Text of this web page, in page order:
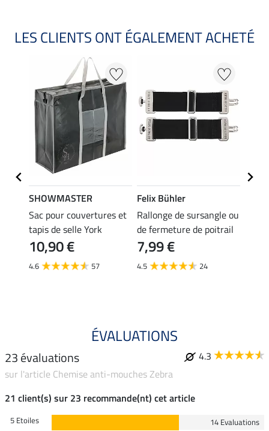
LES CLIENTS ONT ÉGALEMENT ACHETÉ
SHOWMASTER
Sac pour couvertures et
tapis de selle York
10,90 €
4.6 57
Felix Bühler
Rallonge de sursangle ou
de fermeture de poitrail
7,99 €
4.5 24
ÉVALUATIONS
23 évaluations
4.3
sur l'article Chemise anti-mouches Zebra
21 client(s) sur 23 recommande(nt) cet article
5 Etoiles
14 Evaluations